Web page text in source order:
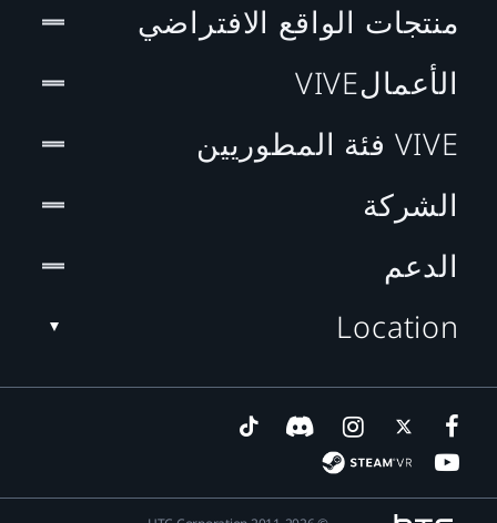
منتجات الواقع الافتراضي
الأعمالVIVE
VIVE فئة المطوريين
الشركة
الدعم
Location